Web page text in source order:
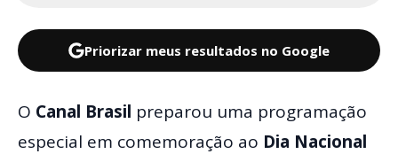
Priorizar meus resultados no Google
O Canal Brasil preparou uma programação
especial em comemoração ao Dia Nacional